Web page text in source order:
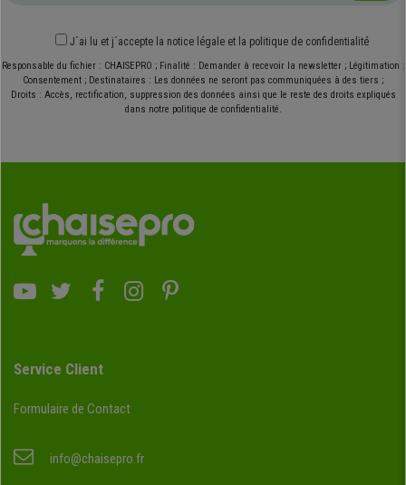
J´ai lu et j´accepte la notice légale et la politique de confidentialité
Responsable du fichier : CHAISEPRO ; Finalité : Demander à recevoir la newsletter ; Légitimation :
Consentement ; Destinataires : Les données ne seront pas communiquées à des tiers ;
Droits : Accès, rectification, suppression des données ainsi que le reste des droits expliqués
dans notre politique de confidentialité.
Service Client
Formulaire de Contact
info@chaisepro.fr